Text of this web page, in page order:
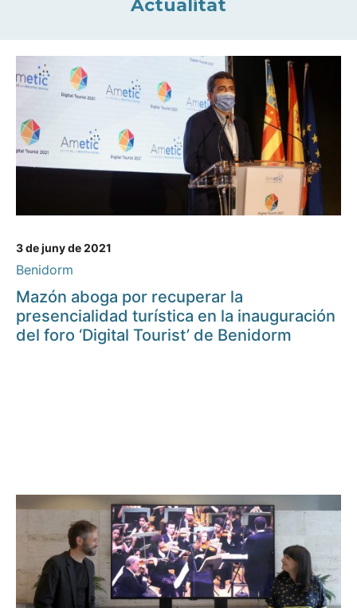
Actualitat
3 de juny de 2021
Benidorm
Mazón aboga por recuperar la
presencialidad turística en la inauguración
del foro ‘Digital Tourist’ de Benidorm